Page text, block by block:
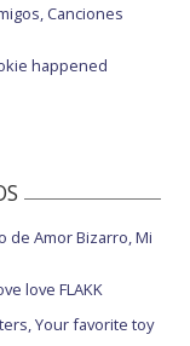
Canciones
happened
de Amor Bizarro, Mi
love FLAKK
Your favorite toy